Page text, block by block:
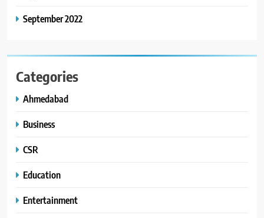
September 2022
Categories
Ahmedabad
Business
CSR
Education
Entertainment